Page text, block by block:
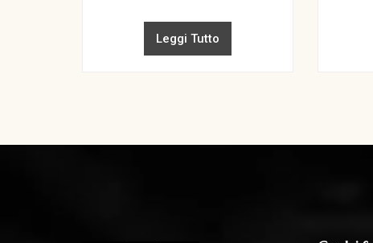
Leggi Tutto